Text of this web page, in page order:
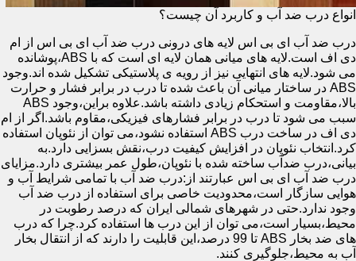
انواع درب ضد آب و کاربرد آن چیست؟
درب ضد آب ای بی اس لایه های درونی درب ضد آب ای بی اس از ام
دی اف است.لایه های میانی همان لایه ای است که با ABS،پوشانده
می شود.لایه های انتهایی نیز از رویه ی پلاستیکی تشکیل شده اند.وجود
ABS در ساختار میانی آن باعث شده تا درب در برابر فشار و حرارت
بالا،مقاومت و استحکام زیادی داشته باشد.علاوه براین،وجود ABS
سبب می شود تا درب در برابر فشارهای فیزیکی،مقاوم باشد.اگر از ام
دی اف در ساخت درب ABS استفاده نشود،می توان از نئوپان استفاده
کرد.انتخاب نئوپان در افزایش کیفیت درب،نقش بسزایی دارد.به
بیانی،درب ضدآب ساخته شده با نئوپان،طول عمر بیشتری دارد.مزایای
درب ضد آب ای بی اس عبارتند از:درب ضد آب با تمامی شرایط آب و
هوایی سازگار است،محدودیت خاصی برای استفاده از درب ضد آب
وجود ندارد.حتی در شهرهای شمالی ایران که درصد رطوبت در
محیط،بسیار است،می توان از این درب ها استفاده کرد.چرا که درب
های ضد بخار ABS تا 99 درصد،این قابلیت را دارند که از انتقال بخار
آب به محیط،جلوگیری کنند.